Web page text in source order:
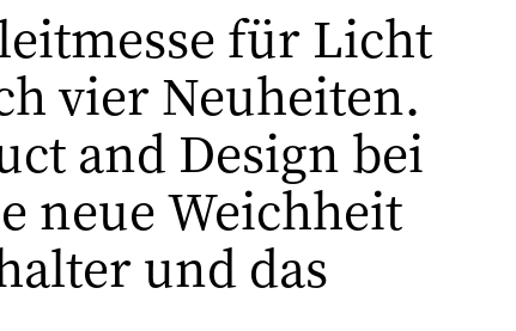
für Licht
vier Neuheiten.
and Design bei
neue Weichheit
und das